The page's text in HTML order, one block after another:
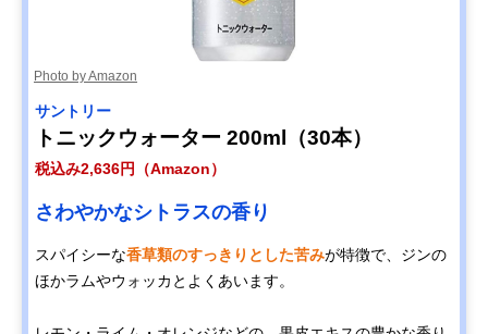
Photo by Amazon
サントリー
トニックウォーター 200ml（30本）
税込み2,636円（Amazon）
さわやかなシトラスの香り
スパイシーな香草類のすっきりとした苦みが特徴で、ジンの
ほかラムやウォッカとよくあいます。